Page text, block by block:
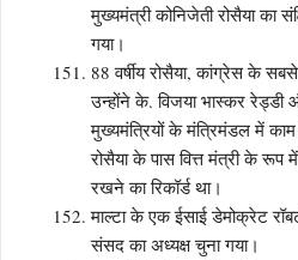
मुख्यमंत्री कोनिजेती रोसैया का
गया।
88 वर्षीय रोसैया, कांग्रेस के
उन्होंने के. विजया भास्कर रेड्डी
मुख्यमंत्रियों के मंत्रिमंडल में
रोसैया के पास वित्त मंत्री के
रखने का रिकॉर्ड था।
माल्टा के एक ईसाई डेमोक्रेट
संसद का अध्यक्ष चुना गया।